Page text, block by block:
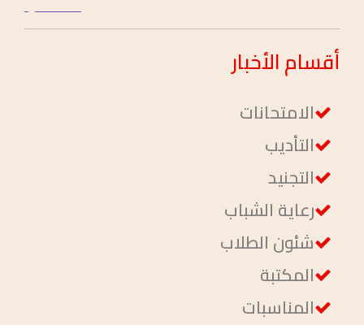
أقسامالأخبار
الامتحانات
التأديب
التجنيد
رعاية الشباب
شئون الطلاب
المكتبة
المناسبات